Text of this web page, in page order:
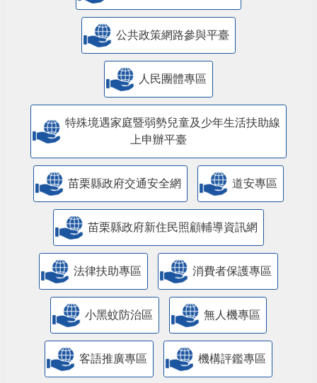
公共政策網路參與平臺
人民團體專區
特殊境遇家庭暨弱勢兒童及少年生活扶助線
上申辦平臺
苗栗縣政府交通安全網 道安專區
苗栗縣政府新住民照顧輔導資訊網
法律扶助專區 消費者保護專區
小黑蚊防治區 無人機專區
客語推廣專區 機構評鑑專區